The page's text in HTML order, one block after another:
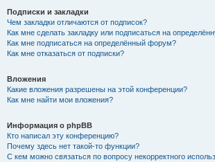
Подписки и закладки
Чем закладки отличаются от подписок?
Как мне сделать закладку или подписаться на
Как мне подписаться на определённый форум?
Как мне отказаться от подписки?
Вложения
Какие вложения разрешены на этой конференции?
Как мне найти мои вложения?
Информация о phpBB
Кто написал эту конференцию?
Почему здесь нет такой-то функции?
С кем можно связаться по вопросу некорректного